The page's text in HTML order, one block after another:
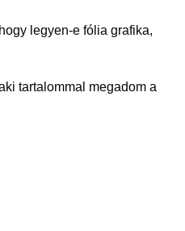
legyen-e fólia grafika,
tartalommal megadom a